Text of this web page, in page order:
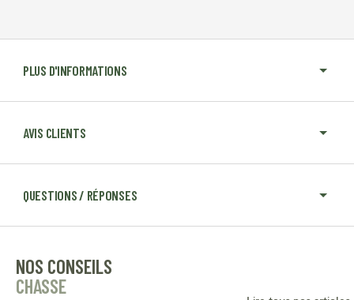
PLUS D'INFORMATIONS
AVIS CLIENTS
QUESTIONS / RÉPONSES
NOS CONSEILS
CHASSE